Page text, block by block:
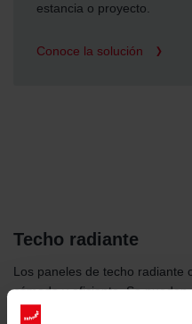
estancia o proyecto.
Conoce la solución
Techo radiante
Los paneles de techo radiante
cómoda y eficiente. Se
desde 2 a 50 m de altura